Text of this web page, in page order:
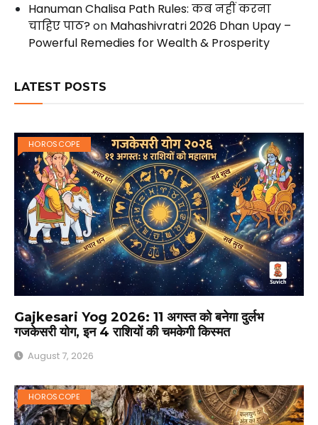
Hanuman Chalisa Path Rules: कब नहीं करना
चाहिए पाठ?on Mahashivratri 2026 Dhan Upay –
Powerful Remedies for Wealth & Prosperity
LATEST POSTS
HOROSCOPE
Gajkesari Yog 2026: 11 अगस्त को बनेगा दुर्लभ
गजकेसरी योग, इन 4 राशियों की चमकेगी किस्मत
August 7, 2026
HOROSCOPE